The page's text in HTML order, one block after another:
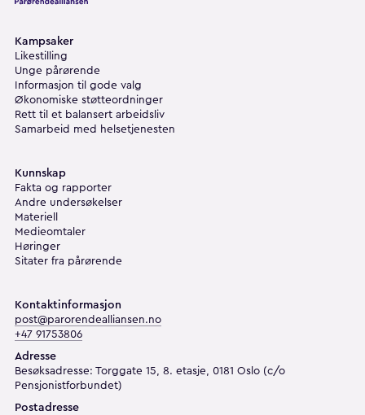
Kampsaker
Likestilling
Unge pårørende
Informasjon til gode valg
Økonomiske støtteordninger
Rett til et balansert arbeidsliv
Samarbeid med helsetjenesten
Kunnskap
Fakta og rapporter
Andre undersøkelser
Materiell
Medieomtaler
Høringer
Sitater fra pårørende
Kontaktinformasjon
post@parorendealliansen.no
+47 91753806
Adresse
Besøksadresse: Torggate 15, 8. etasje, 0181 Oslo (c/o
Pensjonistforbundet)
Postadresse